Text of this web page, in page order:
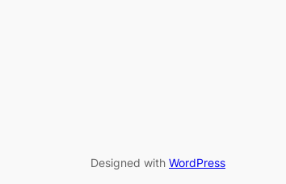
Designed with WordPress